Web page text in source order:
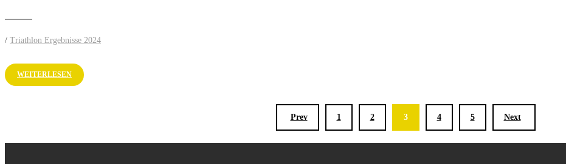
/ Triathlon Ergebnisse 2024
WEITERLESEN
Prev 1 2 3 4 5 Next